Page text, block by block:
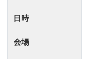
日時
会場